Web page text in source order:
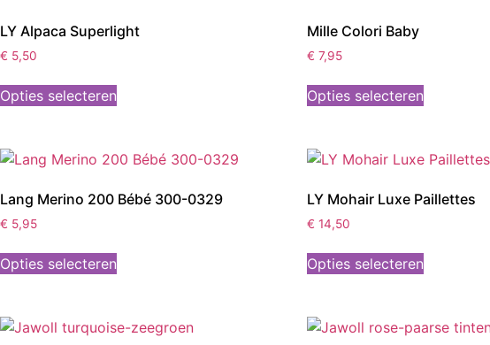
LY Alpaca Superlight
€ 5,50
Opties selecteren
Mille Colori Baby
€ 7,95
Opties selecteren
Lang Merino 200 Bébé 300-0329
€ 5,95
Opties selecteren
LY Mohair Luxe Paillettes
€ 14,50
Opties selecteren